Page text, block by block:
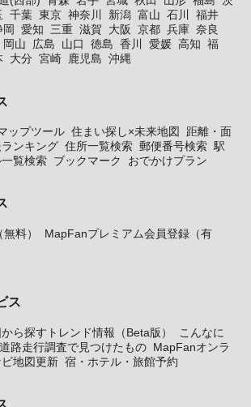
千葉 東京 神奈川 新潟 富山 石川
福井
岡 愛知 三重 滋賀 大阪 京都 兵庫 奈良
岡山 広島 山口 徳島 香川 愛媛 高知 福
大分 宮崎 鹿児島 沖縄
ップツール 住まい探し×未来地図
距離・面
ンキング 住所一覧検索 郵便番号検索 駅
覧検索 ブックマーク おでかけプラン
料）
MapFanプレミアム会員登録（有
ス
ら探すトレンド情報（Beta版）
こんなに
道路走行調査で見つけたもの MapFanオンラ
地図更新 宿・ホテル・旅館予約